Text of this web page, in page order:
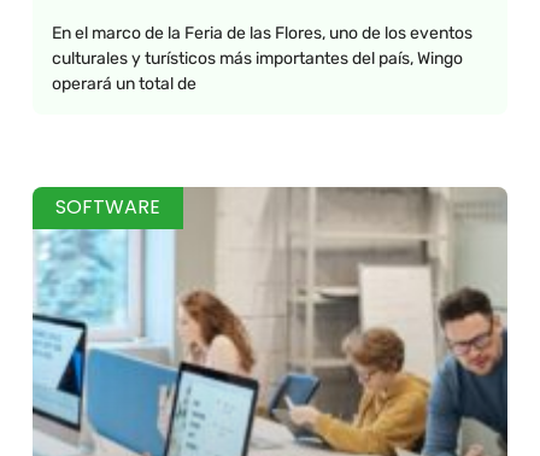
En el marco de la Feria de las Flores, uno de los eventos
culturales y turísticos más importantes del país, Wingo
operará un total de
SOFTWARE